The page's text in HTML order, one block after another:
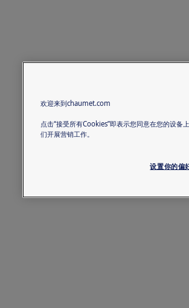
欢迎来到chaumet.com
点击“接受所有Cookies”即表示您同意在您的设
们开展营销工作。
设置你的偏